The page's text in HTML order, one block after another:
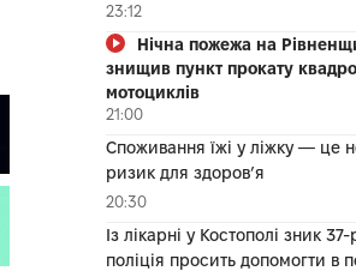
23:12
Нічна пожежа на
знищив пункт прокату
мотоциклів
21:00
Споживання їжі у ліжку — це
ризик для здоров’я
20:30
Із лікарні у Костополі зник
поліція просить допомогти в